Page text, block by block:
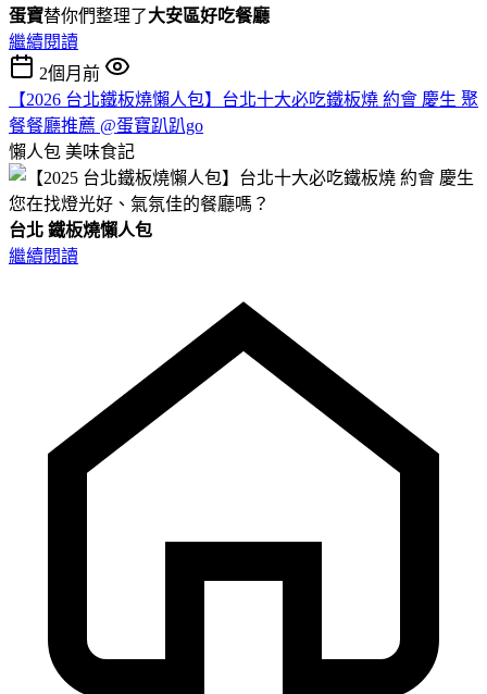
蛋寶替你們整理了大安區好吃餐廳
繼續閱讀
2個月前
【2026 台北鐵板燒懶人包】台北十大必吃鐵板燒 約會 慶生 聚
餐餐廳推薦 @蛋寶趴趴go
懶人包 美味食記
您在找燈光好、氣氛佳的餐廳嗎？
台北 鐵板燒懶人包
繼續閱讀